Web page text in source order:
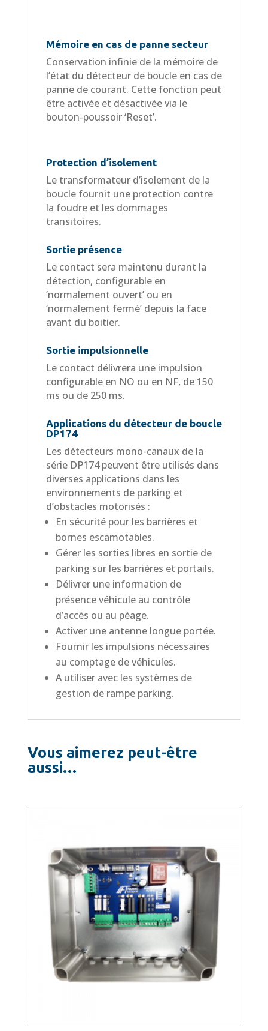
Mémoire en cas de panne secteur
Conservation infinie de la mémoire de
l’état du détecteur de boucle en cas de
panne de courant. Cette fonction peut
être activée et désactivée via le
bouton-poussoir ‘Reset’.
Protection d’isolement
Le transformateur d’isolement de la
boucle fournit une protection contre
la foudre et les dommages
transitoires.
Sortie présence
Le contact sera maintenu durant la
détection, configurable en
‘normalement ouvert’ ou en
‘normalement fermé’ depuis la face
avant du boitier.
Sortie impulsionnelle
Le contact délivrera une impulsion
configurable en NO ou en NF, de 150
ms ou de 250 ms.
Applications du détecteur de boucle
DP174
Les détecteurs mono-canaux de la
série DP174 peuvent être utilisés dans
diverses applications dans les
environnements de parking et
d’obstacles motorisés :
En sécurité pour les barrières et
bornes escamotables.
Gérer les sorties libres en sortie de
parking sur les barrières et portails.
Délivrer une information de
présence véhicule au contrôle
d’accès ou au péage.
Activer une antenne longue portée.
Fournir les impulsions nécessaires
au comptage de véhicules.
A utiliser avec les systèmes de
gestion de rampe parking.
Vous aimerez peut-être
aussi…